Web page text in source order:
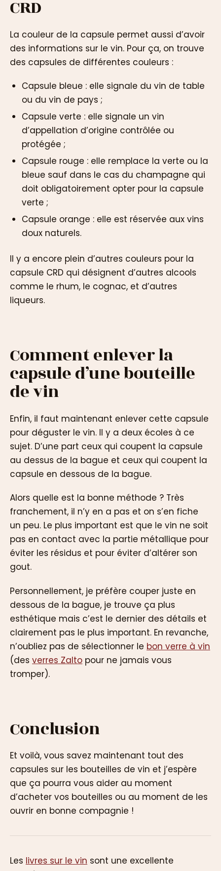
CRD
La couleur de la capsule permet aussi d’avoir
des informations sur le vin. Pour ça, on trouve
des capsules de différentes couleurs :
Capsule bleue : elle signale du vin de table
ou du vin de pays ;
Capsule verte : elle signale un vin
d’appellation d’origine contrôlée ou
protégée ;
Capsule rouge : elle remplace la verte ou la
bleue sauf dans le cas du champagne qui
doit obligatoirement opter pour la capsule
verte ;
Capsule orange : elle est réservée aux vins
doux naturels.
Il y a encore plein d’autres couleurs pour la
capsule CRD qui désignent d’autres alcools
comme le rhum, le cognac, et d’autres
liqueurs.
Comment enlever la
capsule d’une bouteille
de vin
Enfin, il faut maintenant enlever cette capsule
pour déguster le vin. Il y a deux écoles à ce
sujet. D’une part ceux qui coupent la capsule
au dessus de la bague et ceux qui coupent la
capsule en dessous de la bague.
Alors quelle est la bonne méthode ? Très
franchement, il n’y en a pas et on s’en fiche
un peu. Le plus important est que le vin ne soit
pas en contact avec la partie métallique pour
éviter les résidus et pour éviter d’altérer son
gout.
Personnellement, je préfère couper juste en
dessous de la bague, je trouve ça plus
esthétique mais c’est le dernier des détails et
clairement pas le plus important. En revanche,
n’oubliez pas de sélectionner le bon verre à vin
(des verres Zalto pour ne jamais vous
tromper).
Conclusion
Et voilà, vous savez maintenant tout des
capsules sur les bouteilles de vin et j’espère
que ça pourra vous aider au moment
d’acheter vos bouteilles ou au moment de les
ouvrir en bonne compagnie !
Les livres sur le vin sont une excellente